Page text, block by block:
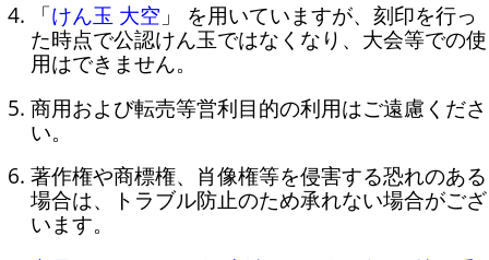
「けん玉 大空 」 を用いていますが、刻印を行っ
た時点で公認けん玉ではなくなり、大会等での使
用はできません。
商用および転売等営利目的の利用はご遠慮くださ
い。
著作権や商標権、肖像権等を侵害する恐れのある
場合は、トラブル防止のため承れない場合がござ
います。